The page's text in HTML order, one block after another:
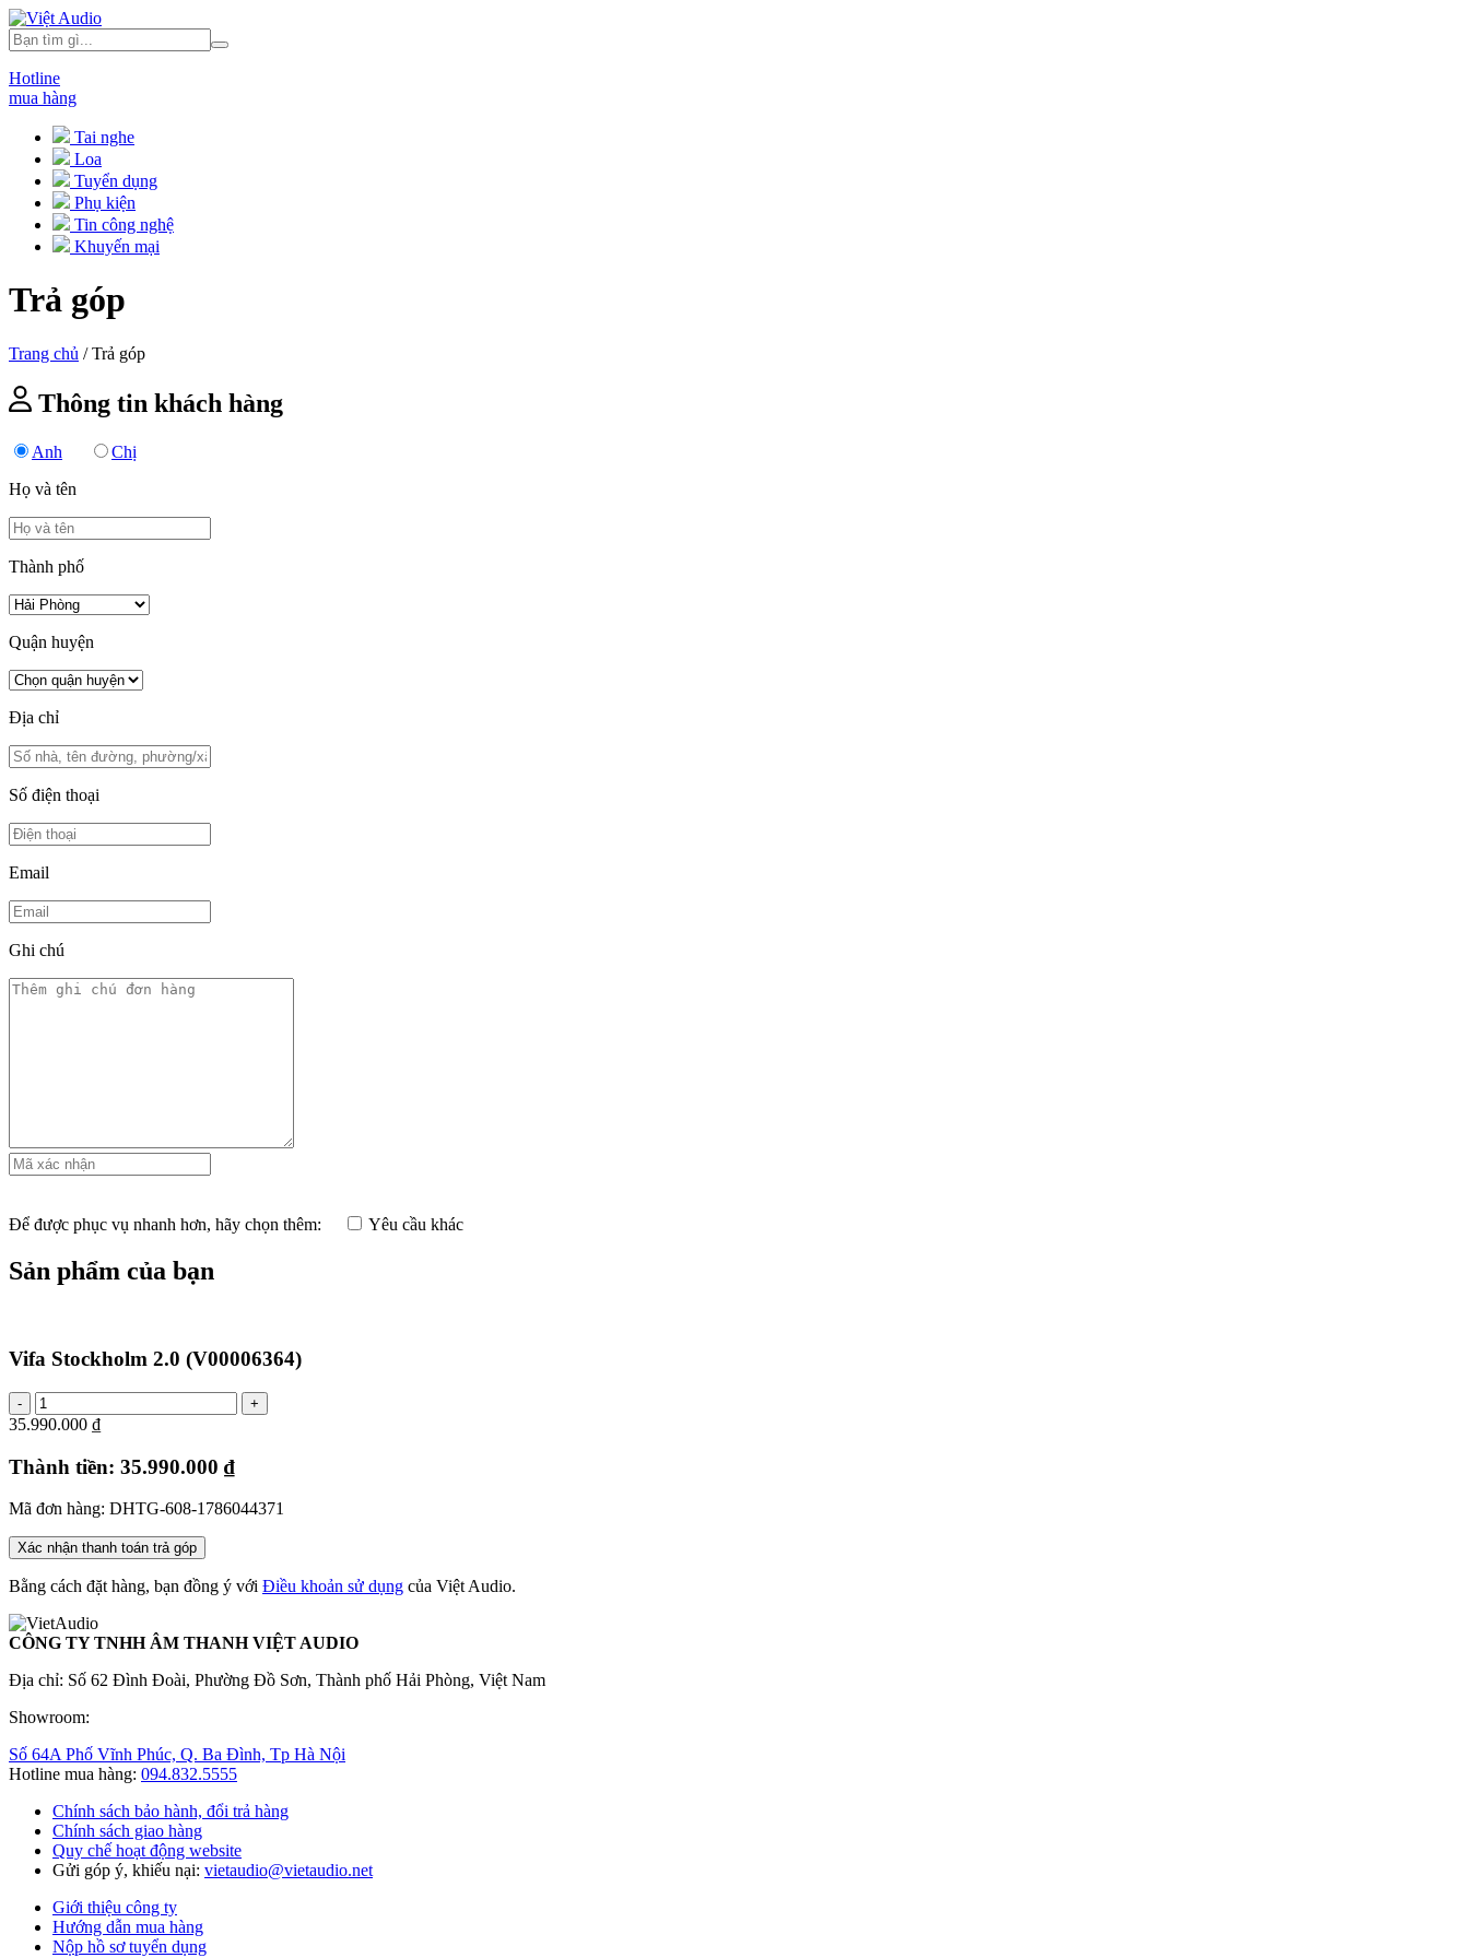
Hotline
mua hàng
Tai nghe
Loa
Tuyển dụng
Phụ kiện
Tin công nghệ
Khuyến mại
Trả góp
Trang chủ / Trả góp
Thông tin khách hàng
Anh
Chị
Họ và tên
Thành phố
Quận huyện
Địa chỉ
Số điện thoại
Email
Ghi chú
Để được phục vụ nhanh hơn, hãy chọn thêm: Yêu cầu khác
Sản phẩm của bạn
Vifa Stockholm 2.0 (V00006364)
35.990.000 ₫
Thành tiền: 35.990.000 ₫
Mã đơn hàng: DHTG-608-1786044371
Xác nhận thanh toán trả góp
Bằng cách đặt hàng, bạn đồng ý với Điều khoản sử dụng của Việt Audio.
CÔNG TY TNHH ÂM THANH VIỆT AUDIO
Địa chỉ: Số 62 Đình Đoài, Phường Đồ Sơn, Thành phố Hải Phòng, Việt Nam
Showroom:
Số 64A Phố Vĩnh Phúc, Q. Ba Đình, Tp Hà Nội
Hotline mua hàng: 094.832.5555
Chính sách bảo hành, đổi trả hàng
Chính sách giao hàng
Quy chế hoạt động website
Gửi góp ý, khiếu nại: vietaudio@vietaudio.net
Giới thiệu công ty
Hướng dẫn mua hàng
Nộp hồ sơ tuyển dụng